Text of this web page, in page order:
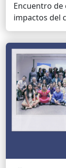
Encuentro de
impactos del